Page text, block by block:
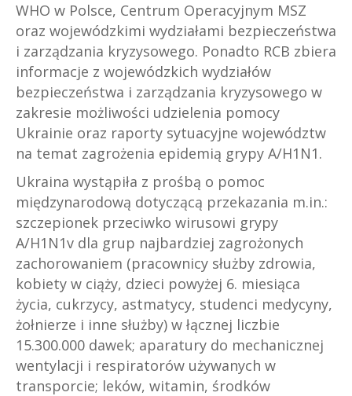
WHO w Polsce, Centrum Operacyjnym MSZ
oraz wojewódzkimi wydziałami bezpieczeństwa
i zarządzania kryzysowego. Ponadto RCB zbiera
informacje z wojewódzkich wydziałów
bezpieczeństwa i zarządzania kryzysowego w
zakresie możliwości udzielenia pomocy
Ukrainie oraz raporty sytuacyjne województw
na temat zagrożenia epidemią grypy A/H1N1.
Ukraina wystąpiła z prośbą o pomoc
międzynarodową dotyczącą przekazania m.in.:
szczepionek przeciwko wirusowi grypy
A/H1N1v dla grup najbardziej zagrożonych
zachorowaniem (pracownicy służby zdrowia,
kobiety w ciąży, dzieci powyżej 6. miesiąca
życia, cukrzycy, astmatycy, studenci medycyny,
żołnierze i inne służby) w łącznej liczbie
15.300.000 dawek; aparatury do mechanicznej
wentylacji i respiratorów używanych w
transporcie; leków, witamin, środków